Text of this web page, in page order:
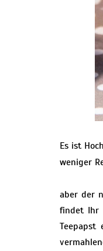
Es ist
weniger
aber der
findet Ihr
Teepapst